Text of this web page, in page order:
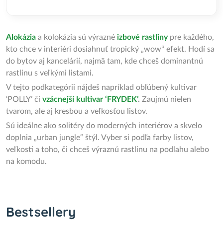
Alokázia a kolokázia sú výrazné izbové rastliny pre každého,
kto chce v interiéri dosiahnuť tropický „wow“ efekt. Hodí sa
do bytov aj kancelárií, najmä tam, kde chceš dominantnú
rastlinu s veľkými listami.
V tejto podkategórii nájdeš napríklad obľúbený kultivar
‘POLLY’ či vzácnejší kultivar ‘FRYDEK’. Zaujmú nielen
tvarom, ale aj kresbou a veľkosťou listov.
Sú ideálne ako solitéry do moderných interiérov a skvelo
doplnia „urban jungle“ štýl. Vyber si podľa farby listov,
veľkosti a toho, či chceš výraznú rastlinu na podlahu alebo
na komodu.
Bestsellery